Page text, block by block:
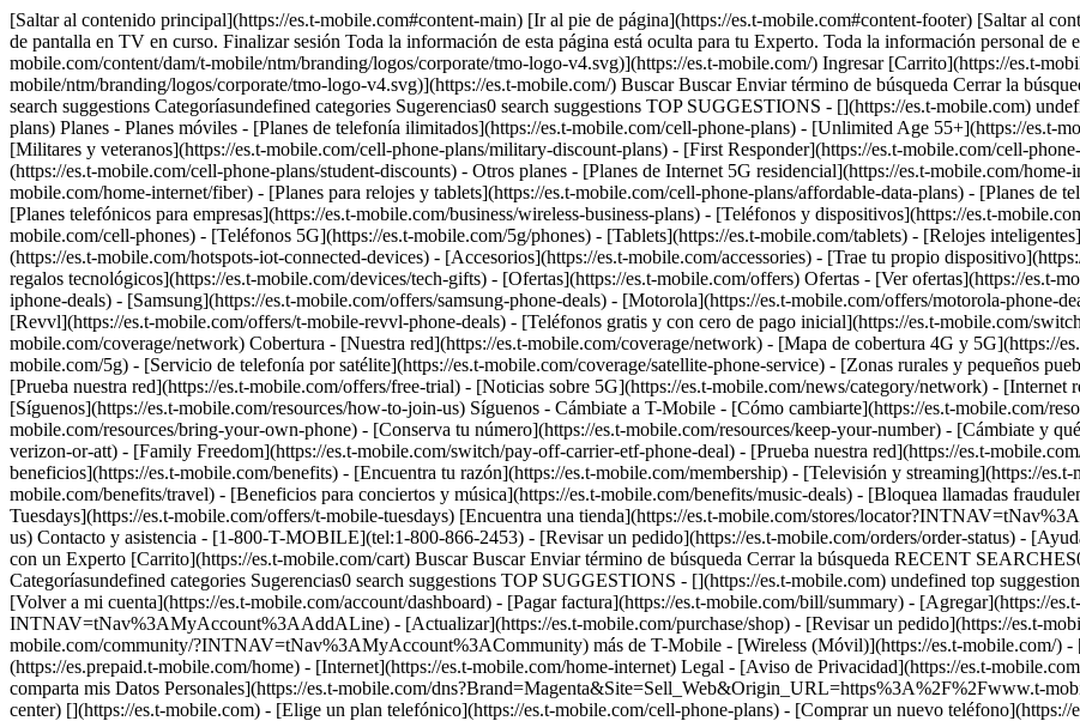
[Saltar al contenido principal](https://es.t-mobile.com#content-main) [Ir al pie de página](https://es.t-mobile.com#content-footer) [Saltar al
de pantalla en TV en curso. Finalizar sesión Toda la información de esta página está oculta para tu Experto. Toda la información personal
mobile.com/content/dam/t-mobile/ntm/branding/logos/corporate/tmo-logo-v4.svg)](https://es.t-mobile.com/) Ingresar [Carrito](https://es.t-
mobile/ntm/branding/logos/corporate/tmo-logo-v4.svg)](https://es.t-mobile.com/) Buscar Buscar Enviar término de búsqueda Cerrar la
search suggestions Categoríasundefined categories Sugerencias0 search suggestions TOP SUGGESTIONS - [](https://es.t-mobile.com)
plans) Planes - Planes móviles - [Planes de telefonía ilimitados](https://es.t-mobile.com/cell-phone-plans) - [Unlimited Age 55+](https://es.t-
[Militares y veteranos](https://es.t-mobile.com/cell-phone-plans/military-discount-plans) - [First Responder](https://es.t-mobile.com/cell-
(https://es.t-mobile.com/cell-phone-plans/student-discounts) - Otros planes - [Planes de Internet 5G residencial](https://es.t-mobile.com/
mobile.com/home-internet/fiber) - [Planes para relojes y tablets](https://es.t-mobile.com/cell-phone-plans/affordable-data-plans) - [Planes de
[Planes telefónicos para empresas](https://es.t-mobile.com/business/wireless-business-plans) - [Teléfonos y dispositivos](https://es.t-
mobile.com/cell-phones) - [Teléfonos 5G](https://es.t-mobile.com/5g/phones) - [Tablets](https://es.t-mobile.com/tablets) - [Relojes
(https://es.t-mobile.com/hotspots-iot-connected-devices) - [Accesorios](https://es.t-mobile.com/accessories) - [Trae tu propio
regalos tecnológicos](https://es.t-mobile.com/devices/tech-gifts) - [Ofertas](https://es.t-mobile.com/offers) Ofertas - [Ver ofertas](https://es.t-
iphone-deals) - [Samsung](https://es.t-mobile.com/offers/samsung-phone-deals) - [Motorola](https://es.t-mobile.com/offers/motorola-phone-
[Revvl](https://es.t-mobile.com/offers/t-mobile-revvl-phone-deals) - [Teléfonos gratis y con cero de pago inicial](https://es.t-mobile.com/
mobile.com/coverage/network) Cobertura - [Nuestra red](https://es.t-mobile.com/coverage/network) - [Mapa de cobertura 4G y 5G](https://
mobile.com/5g) - [Servicio de telefonía por satélite](https://es.t-mobile.com/coverage/satellite-phone-service) - [Zonas rurales y pequeños
[Prueba nuestra red](https://es.t-mobile.com/offers/free-trial) - [Noticias sobre 5G](https://es.t-mobile.com/news/category/network) -
[Síguenos](https://es.t-mobile.com/resources/how-to-join-us) Síguenos - Cámbiate a T-Mobile - [Cómo cambiarte](https://es.t-mobile.com/
mobile.com/resources/bring-your-own-phone) - [Conserva tu número](https://es.t-mobile.com/resources/keep-your-number) - [Cámbiate y
verizon-or-att) - [Family Freedom](https://es.t-mobile.com/switch/pay-off-carrier-etf-phone-deal) - [Prueba nuestra red](https://es.t-
beneficios](https://es.t-mobile.com/benefits) - [Encuentra tu razón](https://es.t-mobile.com/membership) - [Televisión y streaming](https://
mobile.com/benefits/travel) - [Beneficios para conciertos y música](https://es.t-mobile.com/benefits/music-deals) - [Bloquea llamadas
Tuesdays](https://es.t-mobile.com/offers/t-mobile-tuesdays) [Encuentra una tienda](https://es.t-mobile.com/stores/
us) Contacto y asistencia - [1-800-T-MOBILE](tel:1-800-866-2453) - [Revisar un pedido](https://es.t-mobile.com/orders/order-status) -
con un Experto [Carrito](https://es.t-mobile.com/cart) Buscar Buscar Enviar término de búsqueda Cerrar la búsqueda RECENT
Categoríasundefined categories Sugerencias0 search suggestions TOP SUGGESTIONS - [](https://es.t-mobile.com) undefined top
[Volver a mi cuenta](https://es.t-mobile.com/account/dashboard) - [Pagar factura](https://es.t-mobile.com/bill/summary) - [Agregar](https://
INTNAV=tNav%3AMyAccount%3AAddALine) - [Actualizar](https://es.t-mobile.com/purchase/shop) - [Revisar un pedido](https://es.t-
mobile.com/community/?INTNAV=tNav%3AMyAccount%3ACommunity) más de T-Mobile - [Wireless (Móvil)](https://es.t-mobile.com/) -
(https://es.prepaid.t-mobile.com/home) - [Internet](https://es.t-mobile.com/home-internet) Legal - [Aviso de Privacidad](https://es.t-
comparta mis Datos Personales](https://es.t-mobile.com/dns?Brand=Magenta&Site=Sell_Web&Origin_URL=https%3A%2F%2Fwww.t-
center) [](https://es.t-mobile.com) - [Elige un plan telefónico](https://es.t-mobile.com/cell-phone-plans) - [Comprar un nuevo teléfono](https://es.t-mobile.com/cell-phones) - [Obtén Internet residencial](https://es.t-mobile.com/home-internet) - [Cámbiate a T-Mobile](https://es.t-mobile.com/resources/how-to-join-us) - [Trae tu teléfono](https://es.t-mobile.com/resources/bring-your-own-phone) - [Encuentra ofertas](https://es.t-mobile.com/offers) # Cámbiate a T-Mobile en solo 15 minutos. [Comienza a cambiarte](https://es.t-mobile.com/switch/get-started) [Llama al 833-452-4266](tel:8334524266) El pago se realiza en 15 minutos por línea. Ver términos completos Según Ookla® Speedtest®. La mejor: con base en un análisis de datos Speedtest Intelligence® realizado por Ookla® para el semestre 2 de 2025. Las marcas comerciales de Ookla se usan bajo licencia y se reproducen con permiso. Tiempo medio de finalización del proceso mediante la app T-Life; la activación puede tardar más (por ejemplo, en teléfonos bloqueados). La activación del dispositivo y la transferencia de datos y del número llevarán más tiempo. ![Llévate un teléfono nuevo sin pagar nada hoy](https://es.t-mobile.com/sdscene7/is/image/Tmusprod/Zero_Out_of_pocket-upfront-on_M-fg_3000x1500:16x9?fmt=jpg&fmt=jpg&qlt=86%2C0&resMode=sharp2&op_usm=1.75%2C0.3%2C2%2C0) NUEVO TELÉFONO. $0 A CARGO DEL USUARIO. ## T-Mobile presenta NADA. [T-Mobile presenta NADA.](https://es.t-mobile.com) T-Mobile presenta NADA. Obtén un teléfono nuevo hoy sin pago inicial. Sin impuestos. Sin cargos. Sin pago inicial. Haz el upgrade y paga $0 hoy. Elige un teléfono y listo. [Únete hoy](https://es.t-mobile.com/switch/zero-out-of-pocket) Para compradores elegibles con dispositivos compatibles. Ver términos completos ## T-Mobile presenta NADA. Oferta por tiempo limitado; sujeta a cambio. $0 a pagar al momento de la compra; costo del dispositivo, impuestos y cargos financiados durante el plazo del acuerdo de financiamiento. Pueden aplicarse cargos financieros según su solvencia crediticia. Requiere contrato de financiamiento y servicio elegible. ![](https://es.t-mobile.com/sdscene7/is/image/Tmusprod/250-Grid-BG-Test:16x9?ts=1786060867971&fmt=jpg&qlt=85%2C0&resMode=sharp2&op_usm=1.75%2C0.3%2C2%2C0&dpr=off) ![​​​​​​​Un collage de personas disfrutando de actividades veraniegas. Doscientas cincuenta razones para elegir T-Mobile.](https://es.t-mobile.com/sdscene7/is/image/Tmusprod/FG-26q3-250-campagin-16x9:16x9?fmt=jpg&qlt=85%2C0&resMode=sharp2&op_usm=1.75%2C0.3%2C2%2C0) ## Cámbiate y ahorra $750. [Cámbiate y ahorra $750.](https://es.t-mobile.com) Cámbiate y ahorra $750. En el primer año con nuestro plan Experience Beyond 2.0, gracias al reembolso de $100 y a los beneficios incluidos por un valor de $650. Lo garantizamos. __Esa es solo una de las razones.__ [Encuentra tu razón](https://es.t-mobile.com/cell-phone-plans) Según el valor de los beneficios incluidos en Experience Beyond 2.0, como el entretenimiento y un año de AAA Classic y DashPass por cuenta nuestra. Los beneficios pueden requerir activación; ve más detalles en el plan. Get $100 via virtual prepaid Mastercard with eligible port-in; __no cash access & expires in 6 months__, issued by Pathward®, N.A., or Sunrise Bank N.A., Member FDIC. Puede demorar 8 semanas tras la solicitud de reembolso vía tarjeta. Ver términos completos ## Cámbiate y ahorra $750. __Cómo obtener la tarjeta de prepago de $100:__ 1. Activa una nueva cuenta y una nueva línea en Experience Beyond 2.0. 2. Transfiere tu número de teléfono. [Consulta los proveedores elegibles para la transferencia](https://es.t-mobile.com/resources/keep-your-number). 3. Después de transferir el número, visita [es.promotions.t-mobile.com/](https://es.promotions.t-mobile.com/) en un plazo de 30 días desde la activación. Usa tus datos de acceso de T-Mobile. - Elige tu número de teléfono. - Ingresa la fecha de compra, el canal de compra (Tienda, Servicio al Cliente, es.T-Mobile.com) y el tipo de transacción (Agregar línea de teléfono). - Elige *__Tarjeta virtual de prepago Mastercard de $100, Límite de 4/cuenta / Solo nuevas cuentas - Cambio (ID260686)__* de la lista de promociones. - Haz clic en "Continuar" en la página de términos y condiciones para completar el canje. 4. Recibe $100 vía una tarjeta virtual de prepago Mastercard® después de la verificación. En general, la tarjeta demora 6-8 semanas. __Reembolso de $100:__ oferta por tiempo limitado; sujeta a cambio. Requiere nuevas cuentas con calificación crediticia elegible, nueva línea de voz ($100/mes o más c/AutoPago; más impuestos y cargos), transferencia de número desde AT&T, Verizon u otro proveedor elegible (la lista completa está disponible en es.T-Mobile.com/port). Obtén un reembolso de $100 vía tarjeta virtual de prepago Mastercard® (__no tiene acceso a efectivo y vence en 6 meses__) que puedes usar por Internet o en tiendas a través de apps móviles de pago aceptadas. The Virtual Prepaid Mastercard is issued by Pathward®, N.A. or Sunrise Banks N.A., Members FDIC, pursuant to a license from Mastercard International Incorporated. Mastercard es una marca comercial registrada y el diseño de los círculos es una marca comercial de Mastercard International Incorporated. El registro, la activación, la aceptación o el uso de esta tarjeta constituyen la aceptación de los términos y condiciones detallados en el contrato de la tarjeta prepagada. Esta promoción no está asociada, patrocinada ni es auspiciada por Mastercard, Pathward® N.A. ni Sunrise Banks N.A. Las líneas deben estar activas y al corriente de pago al momento de procesar la tarjeta. Puede demorar 8 semanas a partir de que se cumplan los requisitos de la oferta. Máximo de 4 por cuenta. No se puede combinar con ciertas ofertas o descuentos; ver preguntas frecuentes en es.T-Mobile.com/plans. ![Vista frontal y posterior de un iPhone 17 Pro en naranja cósmico.](https://es.t-mobile.com/sdscene7/is/image/Tmusprod/FG-iPhone-17-Pro-Orange-750x750:1x1?fmt=png&fmt=png-alpha&qlt=85%2C0&resMode=sharp2&op_usm=1.75%2C0.3%2C2%2C0) APPLE ## iPhone 17 Pro por cuenta nuestra. Sin intercambio requerido. [iPhone 17 Pro por cuenta nuestra. Sin intercambio requerido.](https://es.t-mobile.com) iPhone 17 Pro por cuenta nuestra. Sin intercambio requerido. Llévate el mejor Pro al cambiarte a T-Mobile y traer tu número en un plan Experience Beyond. [Obtenlo ya](https://es.t-mobile.com/cell-phone/apple-iphone-17-pro) Con hasta